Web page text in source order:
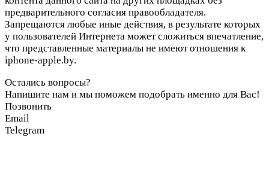
предварительного согласия правообладателя.
Запрещаются любые иные действия, в результате которых
у пользователей Интернета может сложиться впечатление,
что представленные материалы не имеют отношения к
iphone-apple.by.
Остались вопросы?
Напишите нам и мы поможем подобрать именно для Вас!
Позвонить
Email
Telegram